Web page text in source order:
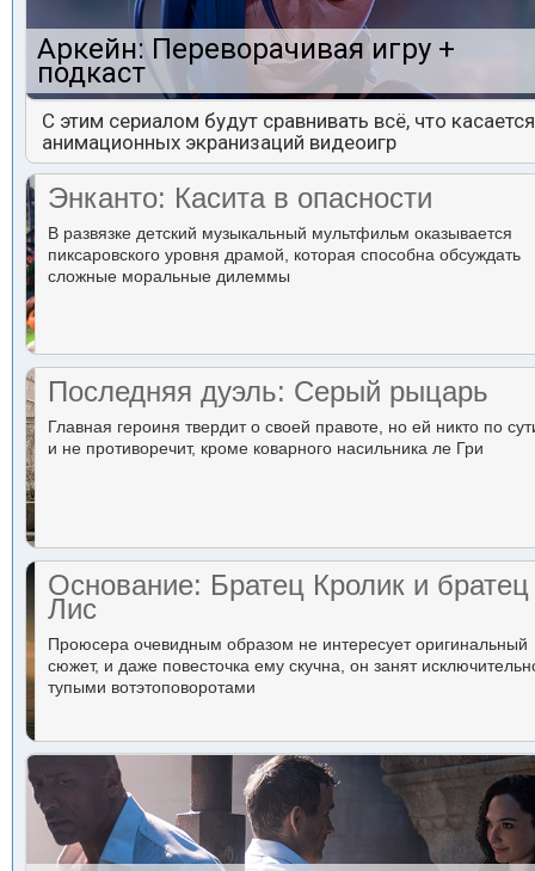
Аркейн: Переворачивая игру +
подкаст
С этим сериалом будут сравнивать всё, что касается
анимационных экранизаций видеоигр
Энканто: Касита в опасности
В развязке детский музыкальный мультфильм оказывается
пиксаровского уровня драмой, которая способна обсуждать
сложные моральные дилеммы
Последняя дуэль: Серый рыцарь
Главная героиня твердит о своей правоте, но ей никто по
и не противоречит, кроме коварного насильника ле Гри
Основание: Братец Кролик и братец
Лис
Проюсера очевидным образом не интересует оригинальный
сюжет, и даже повесточка ему скучна, он занят
тупыми вотэтоповоротами